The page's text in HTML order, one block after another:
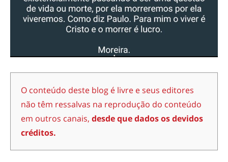
O conteúdo deste blog é livre e seus editores
não têm ressalvas na reprodução do conteúdo
em outros canais, desde que dados os devidos
créditos.